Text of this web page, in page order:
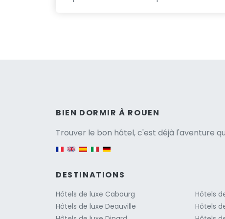
BIEN DORMIR À ROUEN
Trouver le bon hôtel, c'est déjà l'aventure
DESTINATIONS
Hôtels de luxe Cabourg
Hôtels de luxe Deauville
Hôtels
Hôtels